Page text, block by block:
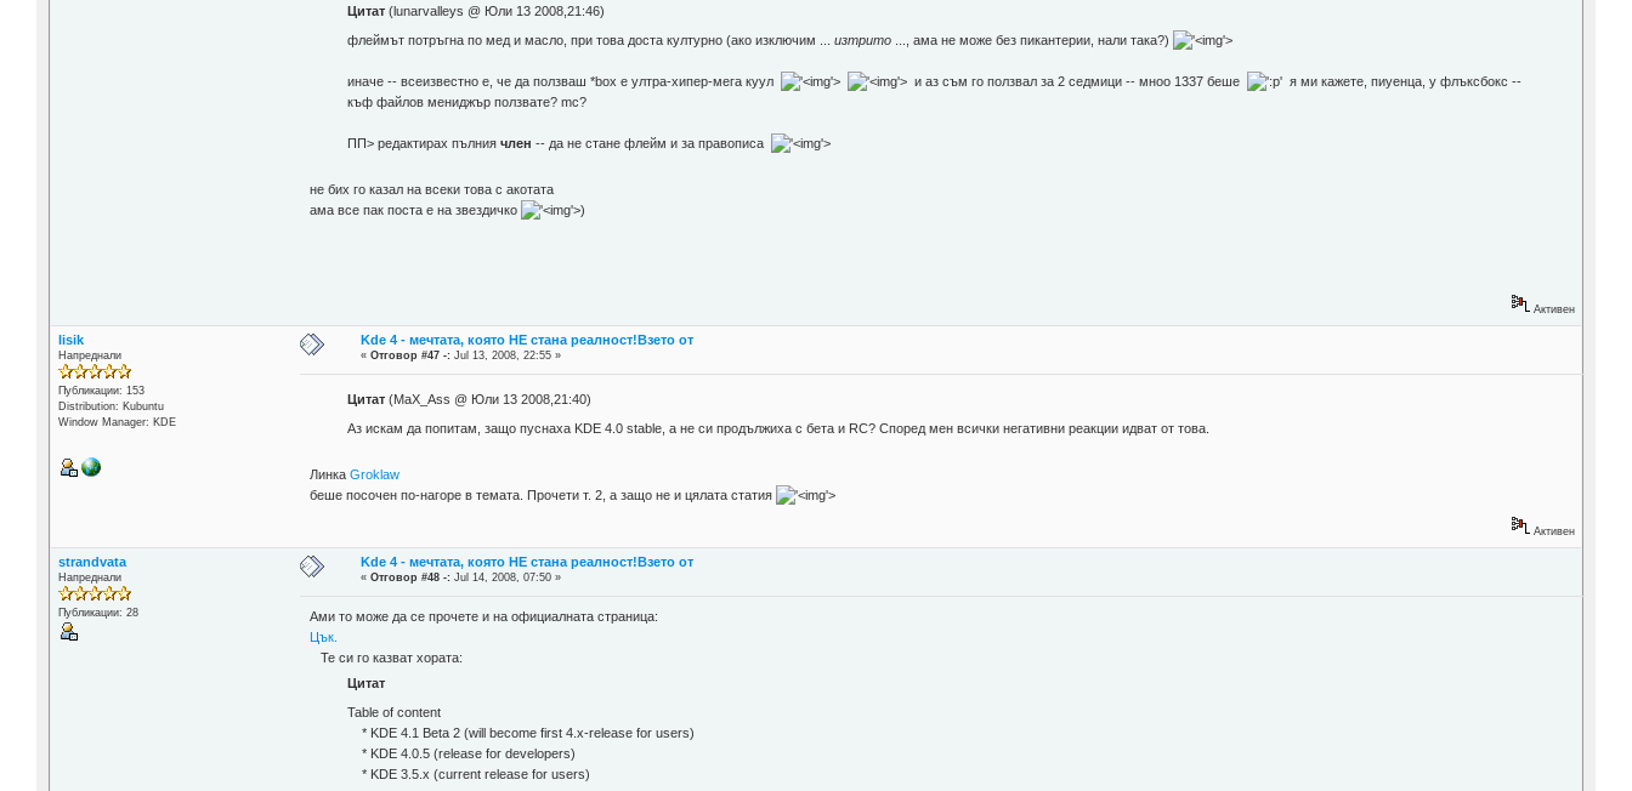
Цитат(lunarvalleys @ Юли 13 2008,21:46)
флеймът потръгна по мед и масло, при това доста културно (ако изключим ... изтрито..., ама не може без пикантерии, нали така?) '>
иначе -- всеизвестно е, че да ползваш *box е ултра-хипер-мега куул '> '>и аз съм го ползвал за 2 седмици -- мноо 1337 беше
я ми кажете, пиуенца, у флъксбокс --
къф файлов мениджър ползвате? mc?
ПП> редактирах пълния член -- да не стане флейм и за правописа '>
не бих го казал на всеки това с акотата
ама все пак поста е на звездичко
'>)
Активен
lisik
Напреднали
Публикации: 153
Distribution: Kubuntu
Window Manager: KDE
Kde 4 - мечтата, която НЕ стана реалност!Взето от
«Отговор #47 -: Jul 13, 2008, 22:55 »
Цитат(MaX_Ass @ Юли 13 2008,21:40)
Аз искам да попитам, защо пуснаха KDE 4.0 stable, а не си продължиха с бета и RC? Според мен всички негативни реакции идват от това.
ЛинкаGroklaw
беше посочен по-нагоре в темата. Прочети т. 2, а защо не и цялата статия
'>
Активен
strandvata
Напреднали
Публикации: 28
Kde 4 - мечтата, която НЕ стана реалност!Взето от
«Отговор #48 -: Jul 14, 2008, 07:50 »
Ами то може да се прочете и на официалната страница:
Цък.
Те си го казват хората:
Цитат
Table of content
* KDE 4.1 Beta 2 (will become first 4.x-release for users)
* KDE 4.0.5 (release for developers)
* KDE 3.5.x (current release for users)